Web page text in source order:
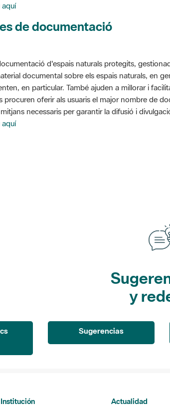
aquí
de documentació
d'espais naturals protegits,
documental sobre els espais naturals, en
en particular. També ajuden a millorar i
procuren oferir als usuaris el major nombre de
necessaris per garantir la difusió i
aquí
media es de 0 estrellas de 5.
y
Sugerencias
Institución Actualidad